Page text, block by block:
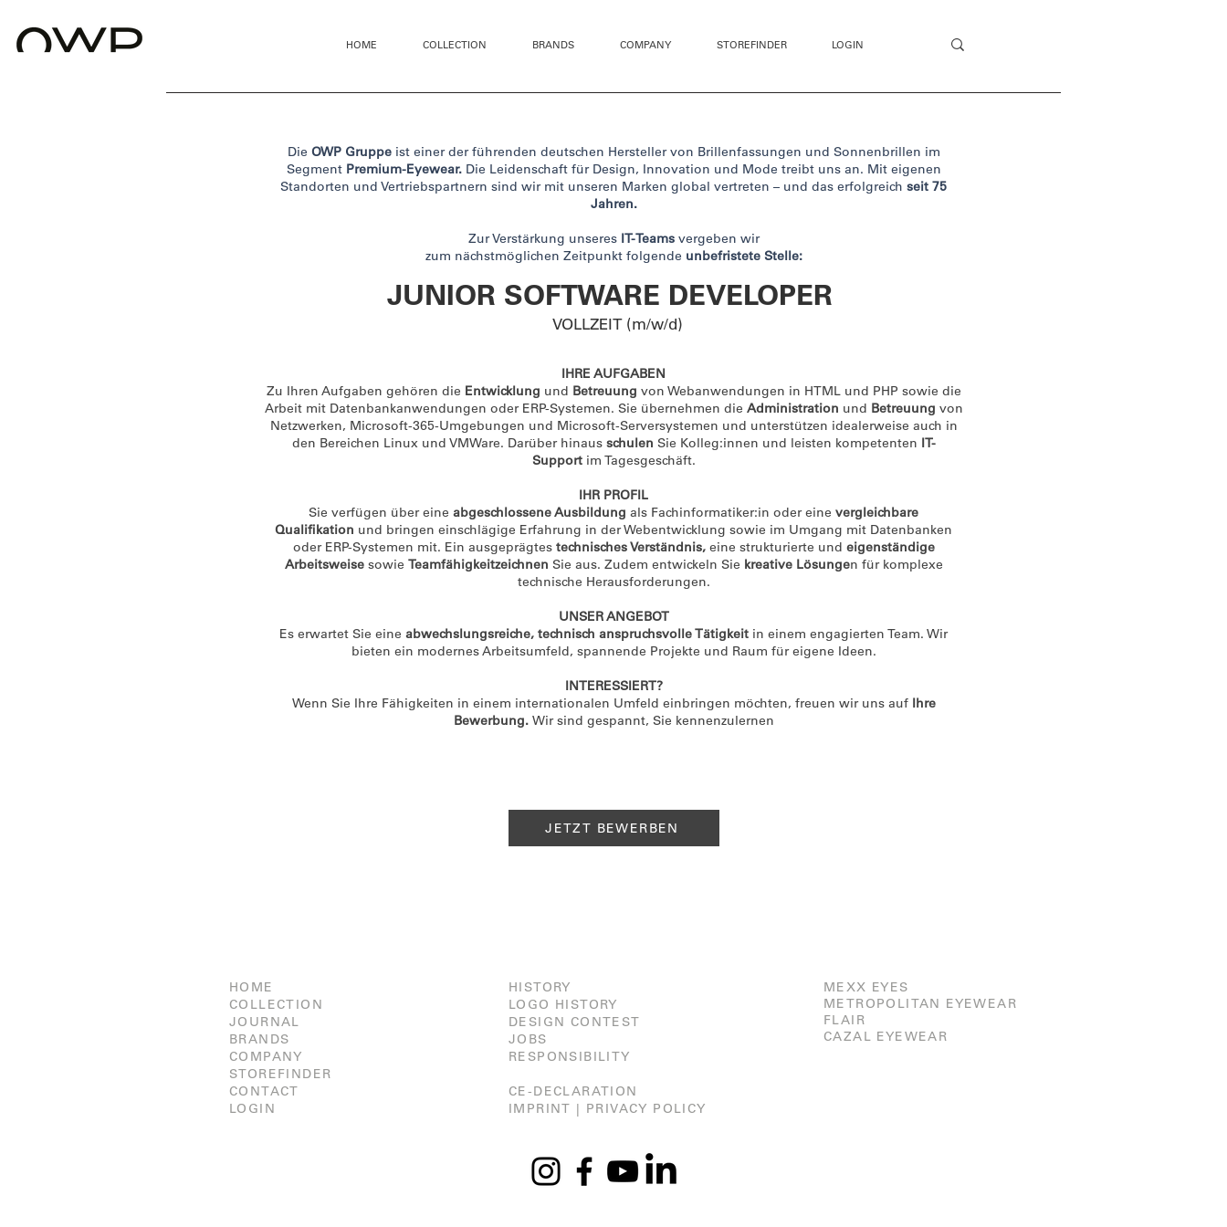
HOME COLLECTION BRANDS COMPANY STOREFINDER LOGIN
Die OWP Gruppeist einer der führenden deutschen Hersteller von Brillenfassungen und Sonnenbrillen im
Segment Premium-Eyewear. Die Leidenschaft für Design, Innovation und Mode treibt uns an. Mit eigenen
Standorten und Vertriebspartnern sind wir mit unseren Marken global vertreten – und das erfolgreich seit 75
Jahren.
Zur Verstärkung unseres IT-Teamsvergeben wir
zum nächstmöglichen Zeitpunkt folgende unbefristete Stelle:
JUNIOR SOFTWARE DEVELOPER
VOLLZEIT (m/w/d)
IHRE AUFGABEN
Zu Ihren Aufgaben gehören die Entwicklung und Betreuung von Webanwendungen in HTML und PHP sowie die
Arbeit mit Datenbankanwendungen oder ERP-Systemen. Sie übernehmen die Administration und Betreuung von
Netzwerken, Microsoft-365-Umgebungen und Microsoft-Serversystemen und unterstützen idealerweise auch in
den Bereichen Linux und VMWare. Darüber hinaus schulen Sie Kolleg:innen und leisten kompetenten IT-
Support im Tagesgeschäft.
IHR PROFIL
Sie verfügen über eine abgeschlossene Ausbildung als Fachinformatiker:in oder eine vergleichbare
Qualifikation und bringen einschlägige Erfahrung in der Webentwicklung sowie im Umgang mit Datenbanken
oder ERP-Systemen mit. Ein ausgeprägtes technisches Verständnis,eine strukturierte und eigenständige
Arbeitsweisesowie Teamfähigkeitzeichnen Sie aus. Zudem entwickeln Sie kreative Lösungen für komplexe
technische Herausforderungen.
UNSER ANGEBOT
Es erwartet Sie eine abwechslungsreiche, technisch anspruchsvolle Tätigkeit in einem engagierten Team. Wir
bieten ein modernes Arbeitsumfeld, spannende Projekte und Raum für eigene Ideen.
INTERESSIERT?
Wenn Sie Ihre Fähigkeiten in einem internationalen Umfeld einbringen möchten, freuen wir uns auf Ihre
Bewerbung. Wir sind gespannt, Sie kennenzulernen
JETZT BEWERBEN
HOME
COLLECTION
JOURNAL
BRANDS
COMPANY
STOREFINDER
CONTACT
LOGIN
HISTORY
LOGO HISTORY
DESIGN CONTEST
JOBS
RESPONSIBILITY
CE-DECLARATION
IMPRINT | PRIVACY POLICY
MEXX EYES
METROPOLITAN EYEWEAR
FLAIR
CAZAL EYEWEAR